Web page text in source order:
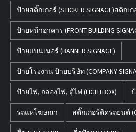
ป้ายสติ๊กเกอร์ (STICKER SIGNAGE)สติกเ
ป้ายหน้าอาคาร (FRONT BUILDING
ป้ายแบนเนอร์ (BANNER SIGNAGE)
ป้ายโรงงาน ป้ายบริษัท (COMPANY
ป้ายไฟ, กล่องไฟ, ตู้ไฟ (LIGHTBOX)
รถแห่โฆษณา สติ๊กเกอร์ติดรถยนต์